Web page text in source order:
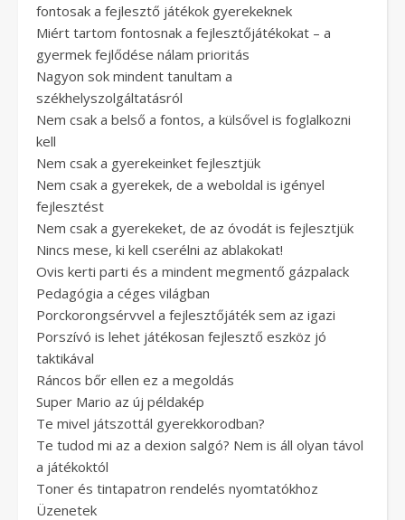
fontosak a fejlesztő játékok gyerekeknek
Miért tartom fontosnak a fejlesztőjátékokat – a
gyermek fejlődése nálam prioritás
Nagyon sok mindent tanultam a
székhelyszolgáltatásról
Nem csak a belső a fontos, a külsővel is foglalkozni
kell
Nem csak a gyerekeinket fejlesztjük
Nem csak a gyerekek, de a weboldal is igényel
fejlesztést
Nem csak a gyerekeket, de az óvodát is fejlesztjük
Nincs mese, ki kell cserélni az ablakokat!
Ovis kerti parti és a mindent megmentő gázpalack
Pedagógia a céges világban
Porckorongsérvvel a fejlesztőjáték sem az igazi
Porszívó is lehet játékosan fejlesztő eszköz jó
taktikával
Ráncos bőr ellen ez a megoldás
Super Mario az új példakép
Te mivel játszottál gyerekkorodban?
Te tudod mi az a dexion salgó? Nem is áll olyan távol
a játékoktól
Toner és tintapatron rendelés nyomtatókhoz
Üzenetek